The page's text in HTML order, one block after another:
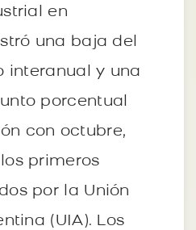
en
una baja del
interanual y una
porcentual
con octubre,
primeros
por la Unión
(UIA). Los